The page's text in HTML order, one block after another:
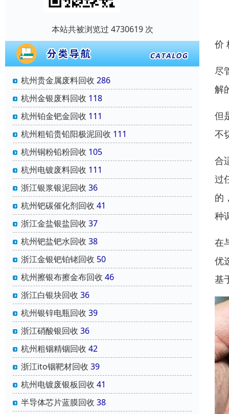
本站共被浏览过 4730619 次
杭州贵金属废料回收 286
杭州金银废料回收 118
杭州铂金钯金回收 111
杭州粗铅贵铅阳极泥回收 111
杭州铜粉铅粉回收 105
杭州电镀废料回收 111
浙江银浆银泥回收 36
杭州钯碳催化剂回收 41
浙江金盐银盐回收 37
杭州钯盐钯水回收 38
浙江金银钯铂铑回收 50
杭州擦银布擦金布回收 46
浙江白银块回收 36
杭州银锌电瓶回收 39
浙江硝酸银回收 36
杭州粗铟精铟回收 42
浙江ito铟靶材回收 39
杭州电镀废银板回收 41
半导体芯片蓝膜回收 38
价
尽
解
但
不
合
过
的
种
在
优
基